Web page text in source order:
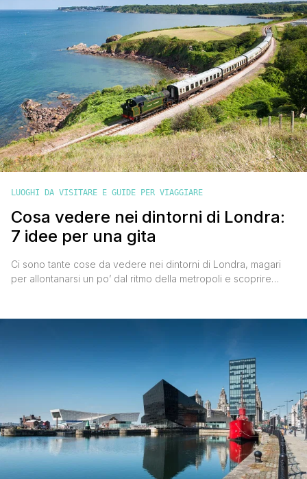
LUOGHI DA VISITARE E GUIDE PER VIAGGIARE
Cosa vedere nei dintorni di Londra:
7 idee per una gita
Ci sono tante cose da vedere nei dintorni di Londra, magari
per allontanarsi un po’ dal ritmo della metropoli e scoprire
meno turistiche e molte di queste sono raggiungibili in un’ora o